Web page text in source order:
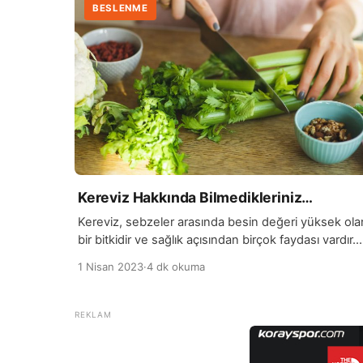
BESLENME
Kereviz Hakkında Bilmedikleriniz…
Kereviz, sebzeler arasında besin değeri yüksek
bir bitkidir ve sağlık açısından birçok faydası vardır.
kereviz, lif, vitaminler ve mineraller açısından
birçok sağlık sorununa iyi gelmektedir. Kereviz,
yüksek lif içeriği sayesinde sindirim sistemini
düzenlemeye yardımcı olur ve kabızlık gibi sindirim
1 Nisan 2023·4 dk okuma